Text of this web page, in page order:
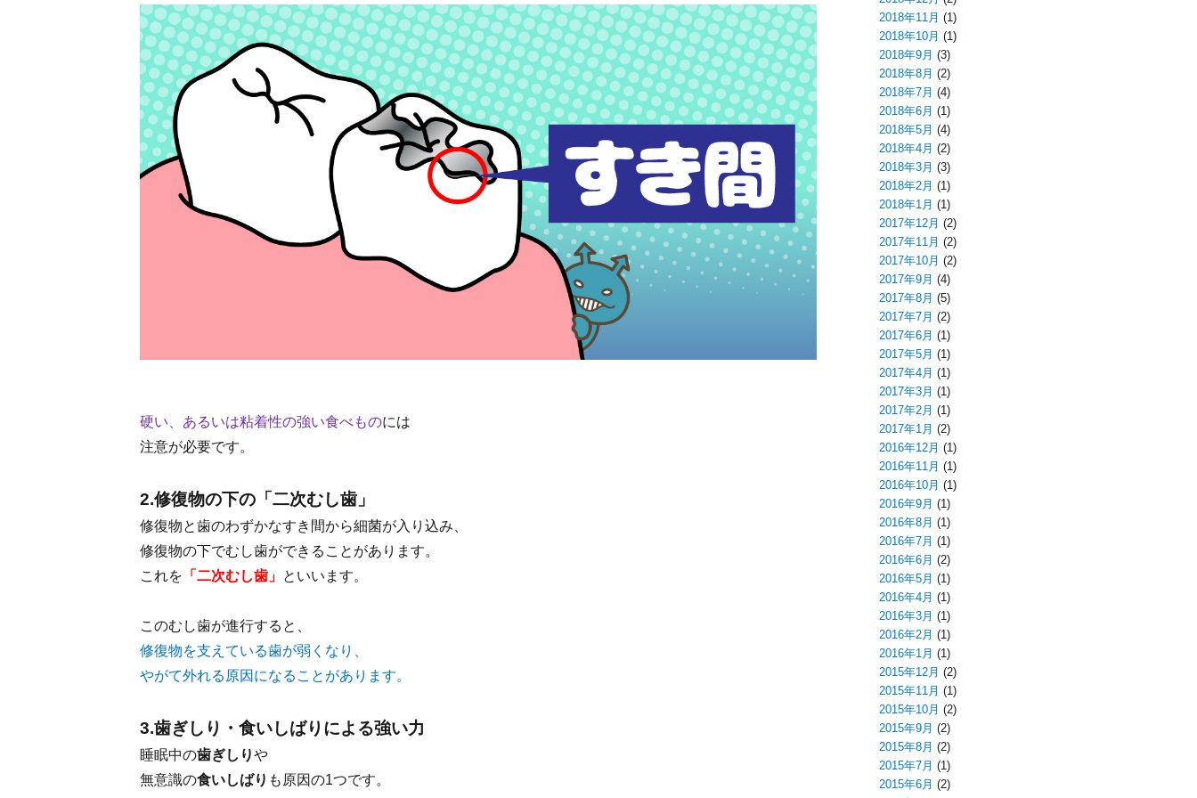
硬い、あるいは粘着性の強い食べものには
注意が必要です。
2.修復物の下の「二次むし歯」
修復物と歯のわずかなすき間から細菌が入り込み、
修復物の下でむし歯ができることがあります。
これを 「二次むし歯」 といいます。
このむし歯が進行すると、
修復物を支えている歯が弱くなり、
やがて外れる原因になることがあります。
3.歯ぎしり・食いしばりによる強い力
睡眠中の歯ぎしりや
無意識の食いしばり も原因の1つです。
2018年11月 (1)
2018年10月 (1)
2018年9月 (3)
2018年8月 (2)
2018年7月 (4)
2018年6月 (1)
2018年5月 (4)
2018年4月 (2)
2018年3月 (3)
2018年2月 (1)
2018年1月 (1)
2017年12月 (2)
2017年11月 (2)
2017年10月 (2)
2017年9月 (4)
2017年8月 (5)
2017年7月 (2)
2017年6月 (1)
2017年5月 (1)
2017年4月 (1)
2017年3月 (1)
2017年2月 (1)
2017年1月 (2)
2016年12月 (1)
2016年11月 (1)
2016年10月 (1)
2016年9月 (1)
2016年8月 (1)
2016年7月 (1)
2016年6月 (2)
2016年5月 (1)
2016年4月 (1)
2016年3月 (1)
2016年2月 (1)
2016年1月 (1)
2015年12月 (2)
2015年11月 (1)
2015年10月 (2)
2015年9月 (2)
2015年8月 (2)
2015年7月 (1)
2015年6月 (2)